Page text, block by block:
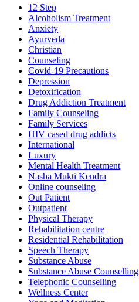
12 Step
Alcoholism Treatment
Anxiety
Ayurveda
Christian
Counseling
Covid-19 Precautions
Depression
Detoxification
Drug Addiction Treatment
Family Counseling
Family Services
HIV cased drug addicts
International
Luxury
Mental Health Treatment
Nasha Mukti Kendra
Online counseling
Out Patient
Outpatient
Physical Therapy
Rehabilitation centre
Residential Rehabilitation
Speech Therapy
Substance Abuse
Substance Abuse Counselling
Telephonic Counselling
Wellness Center